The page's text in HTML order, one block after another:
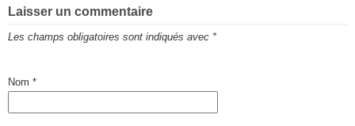
Laisser un commentaire
Les champs obligatoires sont indiqués avec *
Nom *